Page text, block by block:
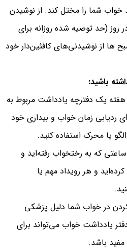
خواب شما را مختل کند. از نوشیدن
در روز (حد توصیه شده روزانه برای
ها از نوشیدنی‌های کافئین‌دار خود
باشید:
یک دفترچه یادداشت مربوط به
ردیابی زمان خواب و بیداری خود
یا محرک استفاده کنید.
که به رختخواب رفته‌اید و
و هر رویداد مهم یا
در خواب شما دلیل پزشکی
یادداشت خواب می‌تواند برای
باشد.